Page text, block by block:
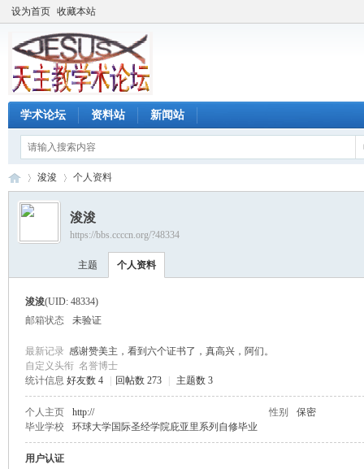
设为首页 收藏本站
学术论坛 资料站 新闻站
›
浚浚
›
个人资料
浚浚
https://bbs.ccccn.org/?48334
主题 个人资料
浚浚(UID: 48334)
邮箱状态
未验证
最新记录 感谢赞美主，看到六个证书了，真高兴，阿们。
自定义头衔 名誉博士
统计信息 好友数 4 回帖数 273 主题数 3
个人主页 http:// 性别
保密
毕业学校
环球大学国际圣经学院庇亚里系列自修毕业
用户认证